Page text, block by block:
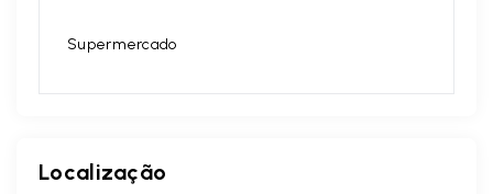
Supermercado
Localização